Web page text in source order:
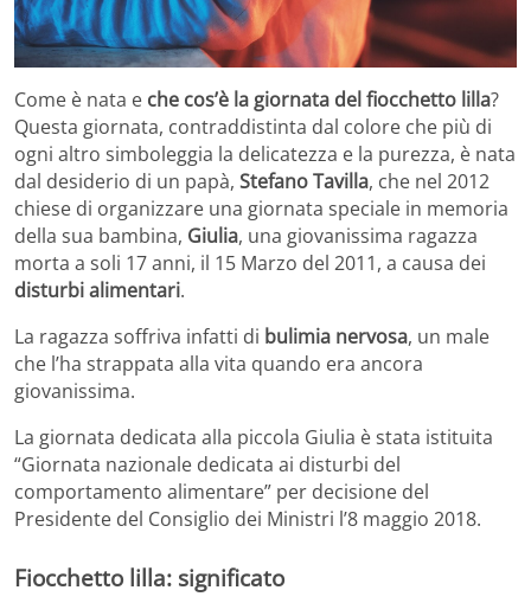
Come è nata e che cos’è la giornata del fiocchetto lilla?
Questa giornata, contraddistinta dal colore che più di
ogni altro simboleggia la delicatezza e la purezza, è nata
dal desiderio di un papà, Stefano Tavilla, che nel 2012
chiese di organizzare una giornata speciale in memoria
della sua bambina, Giulia, una giovanissima ragazza
morta a soli 17 anni, il 15 Marzo del 2011, a causa dei
disturbi alimentari.
La ragazza soffriva infatti di bulimia nervosa, un male
che l’ha strappata alla vita quando era ancora
giovanissima.
La giornata dedicata alla piccola Giulia è stata istituita
“Giornata nazionale dedicata ai disturbi del
comportamento alimentare” per decisione del
Presidente del Consiglio dei Ministri l’8 maggio 2018.
Fiocchetto lilla: significato